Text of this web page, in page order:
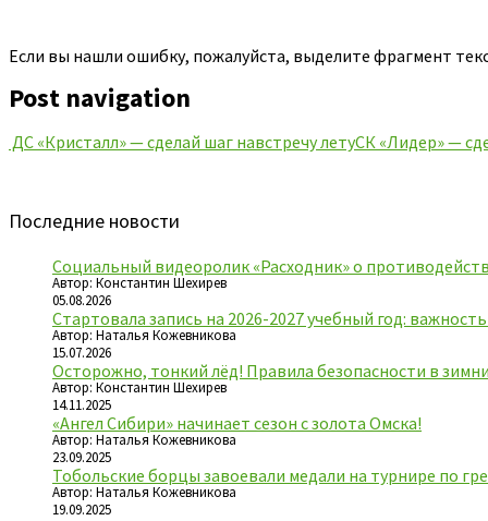
Если вы нашли ошибку, пожалуйста, выделите фрагмент
Post navigation
ДС «Кристалл» — сделай шаг навстречу летуСК «Лидер» —
Последние новости
Социальный видеоролик «Расходник» о
Автор: Константин Шехирев
05.08.2026
Стартовала запись на 2026-2027 учебный год:
Автор: Наталья Кожевникова
15.07.2026
Осторожно, тонкий лёд! Правила безопасности в
Автор: Константин Шехирев
14.11.2025
«Ангел Сибири» начинает сезон с золота Омска!
Автор: Наталья Кожевникова
23.09.2025
Тобольские борцы завоевали медали на турнире по
Автор: Наталья Кожевникова
19.09.2025